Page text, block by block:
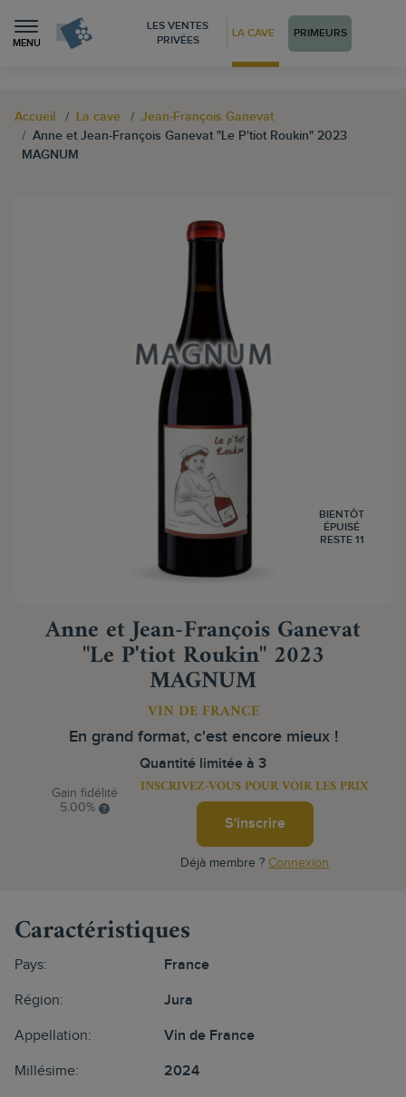
MENU
LES VENTES
PRIVÉES
LA CAVE PRIMEURS
Accueil La cave
Jean-François Ganevat
Anne et Jean-François Ganevat "Le P'tiot Roukin" 2023
MAGNUM
BIENTÔT
ÉPUISÉ
RESTE 11
Anne et Jean-François Ganevat
"Le P'tiot Roukin" 2023
MAGNUM
VIN DE FRANCE
En grand format, c'est encore mieux !
Quantité limitée à 3
Gain fidélité
5.00%
INSCRIVEZ-VOUS POUR VOIR LES PRIX
S'inscrire
Déjà membre ? Connexion
Caractéristiques
Pays: France
Région: Jura
Appellation: Vin de France
Millésime: 2024